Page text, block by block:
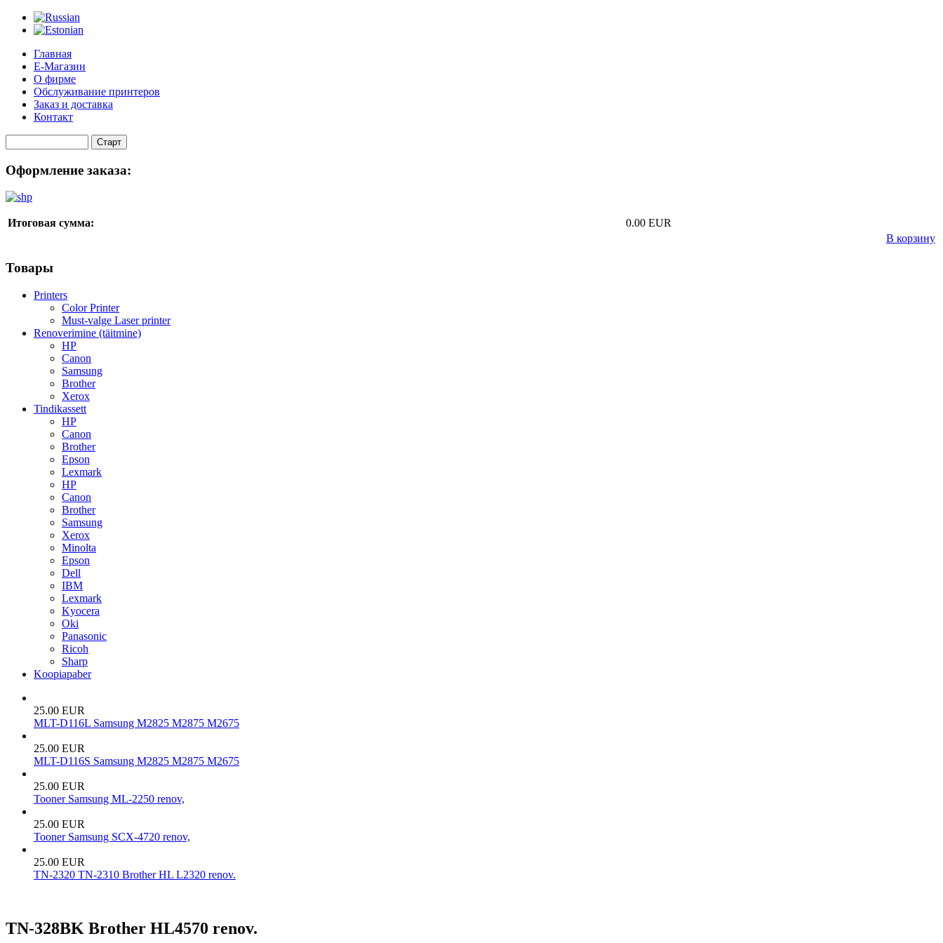
Главная
Е-Магазин
О фирме
Обслуживание принтеров
Заказ и доставка
Контакт
Оформление заказа:
Итоговая сумма:
0.00 EUR
В корзину
Товары
Printers
Color Printer
Must-valge Laser printer
Renoverimine (täitmine)
HP
Canon
Samsung
Brother
Xerox
Tindikassett
HP
Canon
Brother
Epson
Lexmark
HP
Canon
Brother
Samsung
Xerox
Minolta
Epson
Dell
IBM
Lexmark
Kyocera
Oki
Panasonic
Ricoh
Sharp
Koopiapaber
25.00 EUR
MLT-D116L Samsung M2825 M2875 M2675
25.00 EUR
MLT-D116S Samsung M2825 M2875 M2675
25.00 EUR
Tooner Samsung ML-2250 renov,
25.00 EUR
Tooner Samsung SCX-4720 renov,
25.00 EUR
TN-2320 TN-2310 Brother HL L2320 renov.
TN-328BK Brother HL4570 renov.